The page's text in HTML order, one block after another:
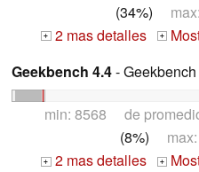
(34%)
+ 2 mas detalles +
Geekbench 4.4-
min: 8568 de
(8%) max:
+ 2 mas detalles +